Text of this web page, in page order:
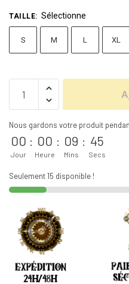
TAILLE: Sélectionne
S M L XL
Nous gardons votre produit
00
Jour
: 00
Heure
: 09
Mins
: 44
Secs
Seulement 15 disponible !